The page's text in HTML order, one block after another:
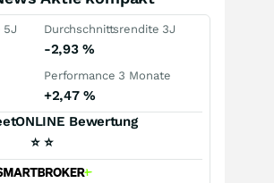
5J Durchschnittsrendite 3J
-2,93%
Performance 3 Monate
+2,47%
Bewertung
⭐ ⭐